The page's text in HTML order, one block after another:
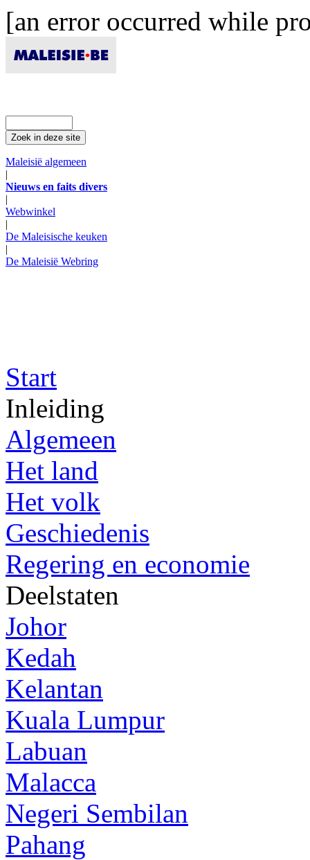
[an error occurred while
Maleisië algemeen
|
Nieuws en faits divers
|
Webwinkel
|
De Maleisische keuken
|
De Maleisië Webring
Start
Inleiding
Algemeen
Het land
Het volk
Geschiedenis
Regering en economie
Deelstaten
Johor
Kedah
Kelantan
Kuala Lumpur
Labuan
Malacca
Negeri Sembilan
Pahang